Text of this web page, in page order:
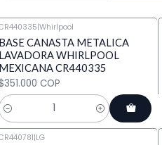
|Whirlpool
CANASTA METALICA
WHIRLPOOL
CR440335
COP
|LG